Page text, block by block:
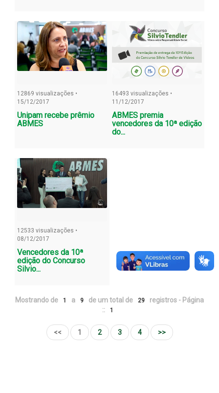
12869 visualizações •
15/12/2017
Unipam recebe prêmio
ABMES
16493 visualizações •
11/12/2017
ABMES premia
vencedores da 10ª edição
do...
12533 visualizações •
08/12/2017
Vencedores da 10ª
edição do Concurso
Silvio...
Mostrando de 1 a 9 de um total de 29
registros - Página
::
1
<< 1 2 3 4 >>